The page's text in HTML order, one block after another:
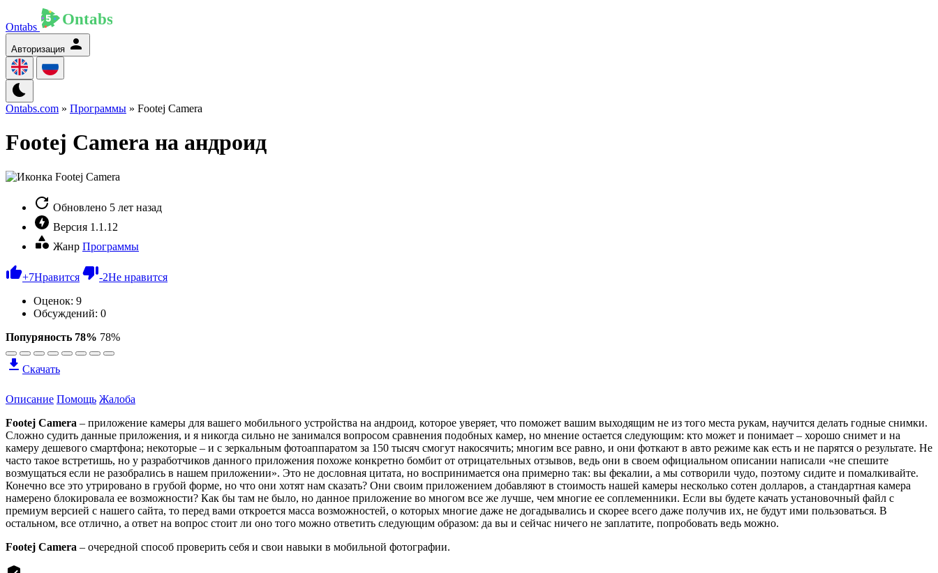
Ontabs
Авторизация
Ontabs.com » Программы » Footej Camera
Footej Camera на андроид
Обновлено 5 лет назад
Версия 1.1.12
Жанр Программы
+7Нравится -2Не нравится
Оценок: 9
Обсуждений: 0
Попуряность 78% 78%
Скачать
Описание Помощь Жалоба
Footej Camera – приложение камеры для вашего мобильного устройства на андроид, которое уверяет, что поможет вашим выходящим не из того места рукам, научится делать годные снимки.
Сложно судить данные приложения, и я никогда сильно не занимался вопросом сравнения подобных камер, но мнение остается следующим: кто может и понимает – хорошо снимет и на
камеру дешевого смартфона; некоторые – и с зеркальным фотоаппаратом за 150 тысяч смогут накосячить; многим все равно, и они фоткают в авто режиме как есть и не парятся о результате. Не
часто такое встретишь, но у разработчиков данного приложения похоже конкретно бомбит от отрицательных отзывов, ведь они в своем официальном описании написали «не спешите
возмущаться если не разобрались в нашем приложении». Это не дословная цитата, но воспринимается она примерно так: вы фекалии, а мы сотворили чудо, поэтому сидите и помалкивайте.
Конечно все это утрировано в грубой форме, но что они хотят нам сказать? Они своим приложением добавляют в стоимость нашей камеры несколько сотен долларов, а стандартная камера
намерено блокировала ее возможности? Как бы там не было, но данное приложение во многом все же лучше, чем многие ее соплеменники. Если вы будете качать установочный файл с
премиум версией с нашего сайта, то перед вами откроется масса возможностей, о которых многие даже не догадывались и скорее всего даже получив их, не будут ими пользоваться. В
остальном, все отлично, а ответ на вопрос стоит ли оно того можно ответить следующим образом: да вы и сейчас ничего не заплатите, попробовать ведь можно.
Footej Camera – очередной способ проверить себя и свои навыки в мобильной фотографии.